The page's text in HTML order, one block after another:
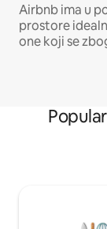
Airbnb ima u
prostore
one koji se